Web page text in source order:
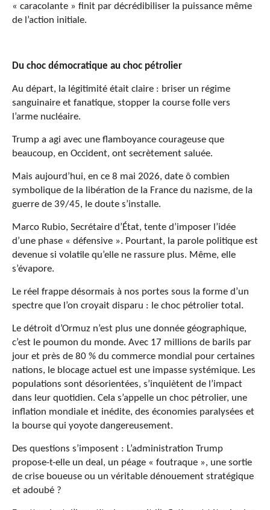
« caracolante » finit par décrédibiliser la puissance même
de l’action initiale.
Du choc démocratique au choc pétrolier
Au départ, la légitimité était claire : briser un régime
sanguinaire et fanatique, stopper la course folle vers
l’arme nucléaire.
Trump a agi avec une flamboyance courageuse que
beaucoup, en Occident, ont secrètement saluée.
Mais aujourd’hui, en ce 8 mai 2026, date ô combien
symbolique de la libération de la France du nazisme, de la
guerre de 39/45, le doute s’installe.
Marco Rubio, Secrétaire d’État, tente d’imposer l’idée
d’une phase « défensive ». Pourtant, la parole politique est
devenue si volatile qu’elle ne rassure plus. Même, elle
s’évapore.
Le réel frappe désormais à nos portes sous la forme d’un
spectre que l’on croyait disparu : le choc pétrolier total.
Le détroit d’Ormuz n’est plus une donnée géographique,
c’est le poumon du monde. Avec 17 millions de barils par
jour et près de 80 % du commerce mondial pour certaines
nations, le blocage actuel est une impasse systémique. Les
populations sont désorientées, s’inquiètent de l’impact
dans leur quotidien. Cela s’appelle un choc pétrolier, une
inflation mondiale et inédite, des économies paralysées et
la bourse qui yoyote dangereusement.
Des questions s’imposent : L’administration Trump
propose-t-elle un deal, un péage « foutraque », une sortie
de crise boueuse ou un véritable dénouement stratégique
et adoubé ?